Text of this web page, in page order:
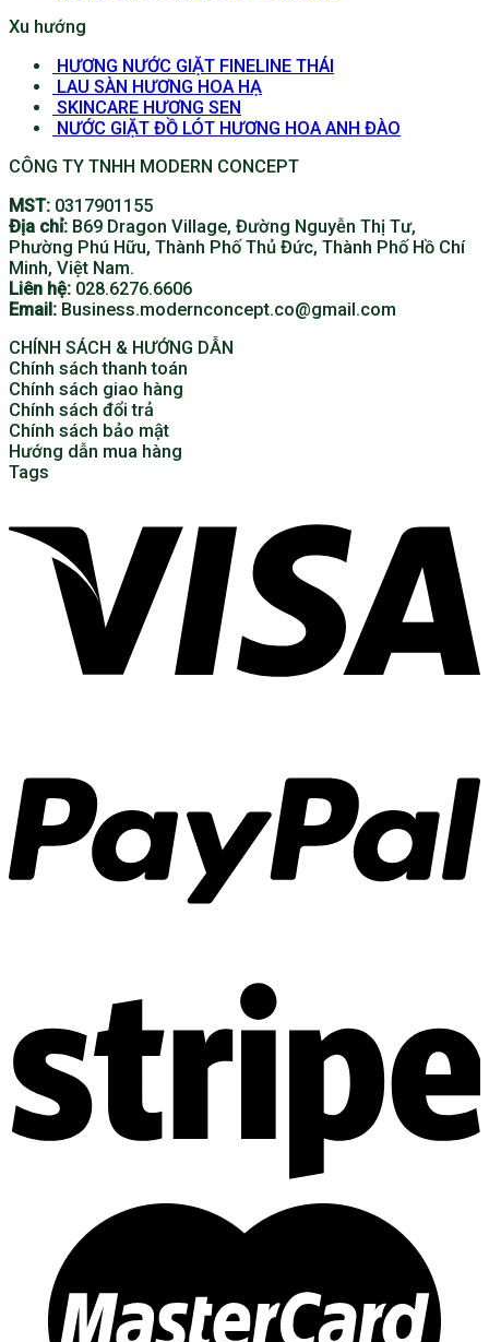
Xu hướng
HƯƠNG NƯỚC GIẶT FINELINE THÁI
LAU SÀN HƯƠNG HOA HẠ
SKINCARE HƯƠNG SEN
NƯỚC GIẶT ĐỒ LÓT HƯƠNG HOA ANH ĐÀO
CÔNG TY TNHH MODERN CONCEPT
MST: 0317901155
Địa chỉ: B69 Dragon Village, Đường Nguyễn Thị Tư,
Phường Phú Hữu, Thành Phố Thủ Đức, Thành Phố Hồ Chí
Minh, Việt Nam.
Liên hệ: 028.6276.6606
Email: Business.modernconcept.co@gmail.com
CHÍNH SÁCH & HƯỚNG DẪN
Chính sách thanh toán
Chính sách giao hàng
Chính sách đổi trả
Chính sách bảo mật
Hướng dẫn mua hàng
Tags